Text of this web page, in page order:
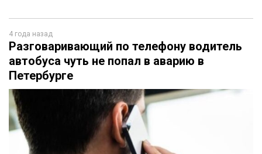
4 года назад
Разговаривающий по телефону водитель
автобуса чуть не попал в аварию в
Петербурге